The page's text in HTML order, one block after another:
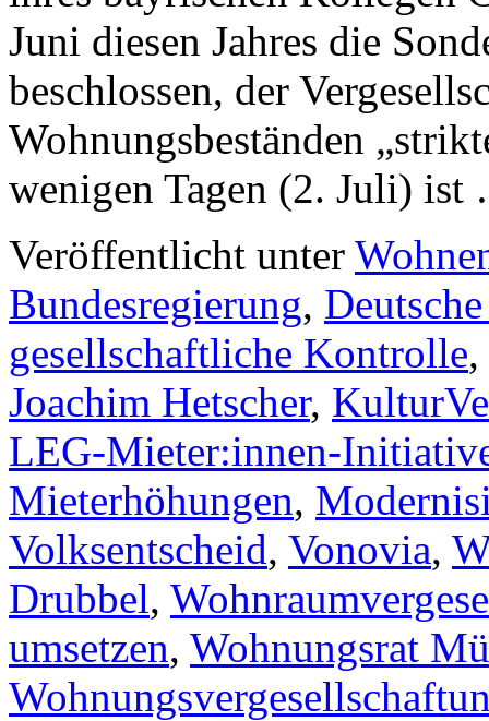
Juni diesen Jahres die
beschlossen, der
Wohnungsbeständen
wenigen Tagen (2. Juli)
Veröffentlicht unter
Bundesregierung,
gesellschaftliche Kontrolle,
Joachim Hetscher,
LEG-Mieter:innen-
Mieterhöhungen,
Volksentscheid, Vonovia,
Drubbel,
umsetzen, Wohnungsrat